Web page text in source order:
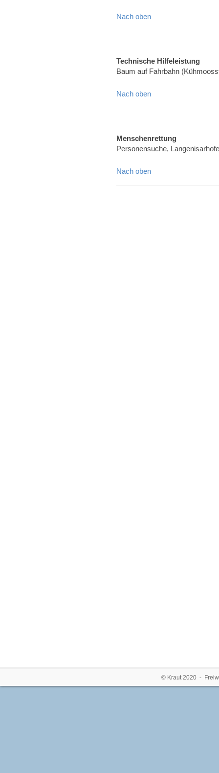
Nach oben
Technische Hilfeleistung
Baum auf Fahrbahn
Nach oben
Menschenrettung
Personensuche,
Nach oben
© Kraut 2020 -